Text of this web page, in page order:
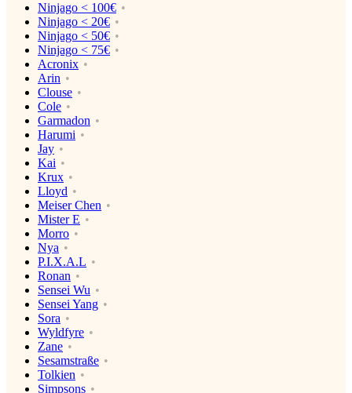
Ninjago < 100€
Ninjago < 20€
Ninjago < 50€
Ninjago < 75€
Acronix
Arin
Clouse
Cole
Garmadon
Harumi
Jay
Kai
Krux
Lloyd
Meiser Chen
Mister E
Morro
Nya
P.I.X.A.L
Ronan
Sensei Wu
Sensei Yang
Sora
Wyldfyre
Zane
Sesamstraße
Tolkien
Simpsons